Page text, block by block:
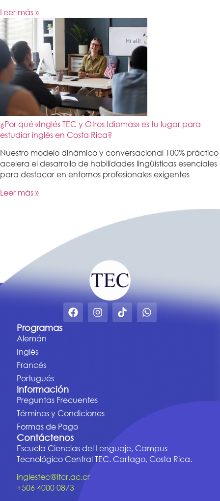
Leer más »
¿Por qué «Inglés TEC y Otros Idiomas» es tu lugar para
estudiar inglés en Costa Rica?
Nuestro modelo dinámico y conversacional 100% práctico
acelera el desarrollo de habilidades lingüísticas esenciales
para destacar en entornos profesionales exigentes
Leer más »
Programas
Alemán
Inglés
Francés
Portugués
Información
Preguntas Frecuentes
Términos y Condiciones
Formas de Pago
Contáctenos
Escuela Ciencias del Lenguaje, Campus
Tecnológico Central TEC. Cartago, Costa Rica.
inglestec@itcr.ac.cr
+506 4000 0873